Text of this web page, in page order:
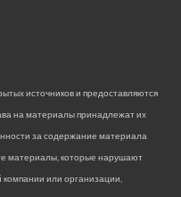
источников и предоставляются
на материалы принадлежат их
за содержание материала
материалы, которые нарушают
или организации,